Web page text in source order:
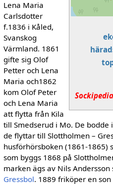
Lena Maria
Carlsdotter
f.1836 i Kåled,
Svanskog
Värmland. 1861
gifte sig Olof
Petter och Lena
Maria och1862
kom Olof Peter
och Lena Maria
att flytta från Kila
till Smedserud i Mo. De
de flyttar till Slottholmen –
husförhörsboken (1861-1865)
som byggs 1868 på
marken ägs av Nils Andersson
Gressbol. 1889 friköper en